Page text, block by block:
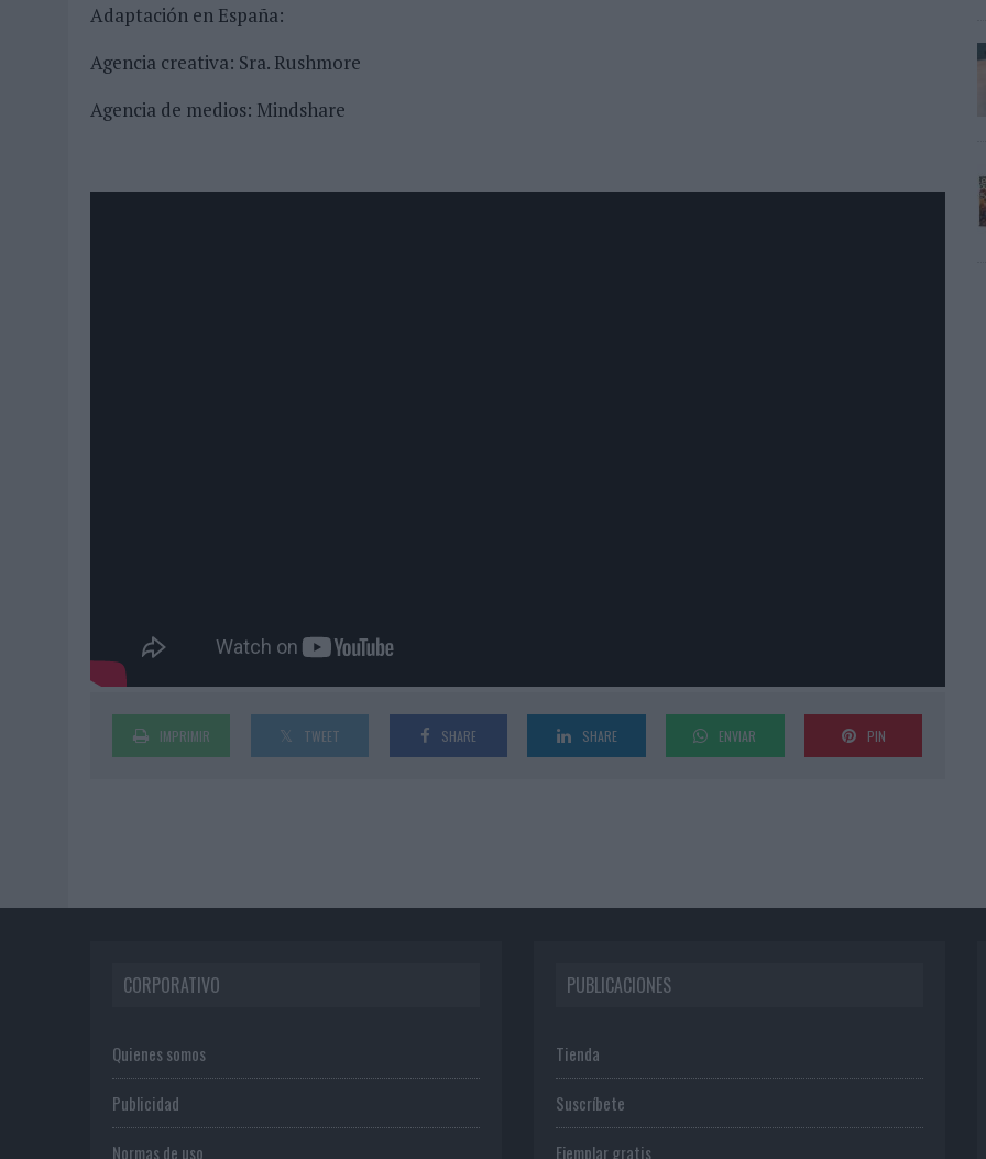
Adaptación en España:
Agencia creativa: Sra. Rushmore
Agencia de medios: Mindshare
IMPRIMIR TWEET SHARE SHARE ENVIAR PIN
CORPORATIVO
Quienes somos
Publicidad
Normas de uso
PUBLICACIONES
Tienda
Suscríbete
Ejemplar gratis